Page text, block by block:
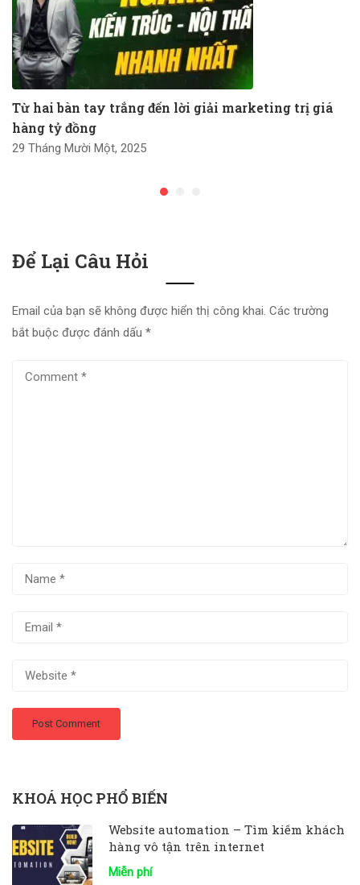
Từ hai bàn tay trắng đến lời giải marketing trị giá
hàng tỷ đồng
29 Tháng Mười Một, 2025
Để Lại Câu Hỏi
Email của bạn sẽ không được hiển thị công khai. Các trường
bắt buộc được đánh dấu *
KHOÁ HỌC PHỔ BIẾN
Website automation – Tìm kiếm khách
hàng vô tận trên internet
Miễn phí